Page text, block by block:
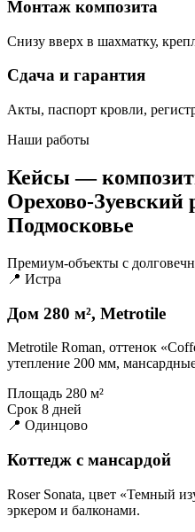
Монтаж композита
Снизу вверх в шахматку,
Сдача и гарантия
Акты, паспорт кровли,
Наши работы
Кейсы —
Орехово-Зуевский
Подмосковье
Премиум-объекты с
📍 Истра
Дом 280 м², Metrotile
Metrotile Roman, оттенок
утепление 200 мм,
Площадь 280 м²
Срок 8 дней
📍 Одинцово
Коттедж с мансардой
Roser Sonata, цвет «Темный
эркером и балконами.